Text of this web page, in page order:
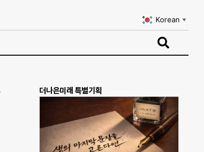
Korean ▼
더나은미래 특별기획